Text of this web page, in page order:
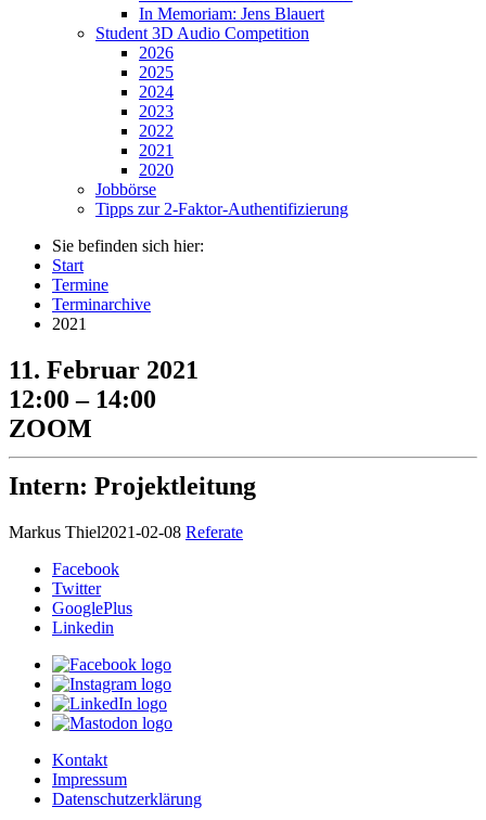
In Memoriam: Jens Blauert
Student 3D Audio Competition
2026
2025
2024
2023
2022
2021
2020
Jobbörse
Tipps zur 2-Faktor-Authentifizierung
Sie befinden sich hier:
Start
Termine
Terminarchive
2021
11. Februar 2021
12:00 – 14:00
ZOOM
Intern: Projektleitung
Markus Thiel2021-02-08 Referate
Facebook
Twitter
GooglePlus
Linkedin
Kontakt
Impressum
Datenschutzerklärung